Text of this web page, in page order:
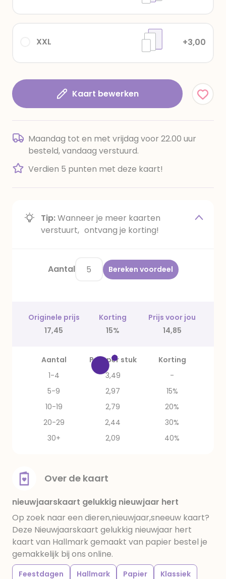
XXL +3,00
Kaart bewerken
Maandag tot en met vrijdag voor 22.00 uur
besteld, vandaag verstuurd.
Verdien 5 punten met deze kaart!
Tip:Wanneer je meer kaarten
verstuurt, ontvang je korting!
Aantal Bereken voordeel
Originele prijs Korting
Prijs voor jou
17,45
15% 14,85
Aantal Prijs per stuk
Korting
1-4
3,49
-
5-9
2,97
15%
10-19
2,79
20%
20-29
2,44
30%
30+
2,09 40%
Over de kaart
nieuwjaarskaart gelukkig nieuwjaar hert
Op zoek naar een dieren,nieuwjaar,sneeuw kaart?
Deze Nieuwjaarskaart gelukkig nieuwjaar hert
kaart van Hallmark gemaakt van papier bestel je
gemakkelijk bij ons online.
Feestdagen Hallmark Papier
Klassiek